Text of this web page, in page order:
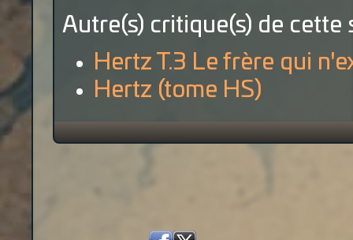
Autre(s) critique(s) de cette
Hertz T.3 Le frère qui
Hertz (tome HS)